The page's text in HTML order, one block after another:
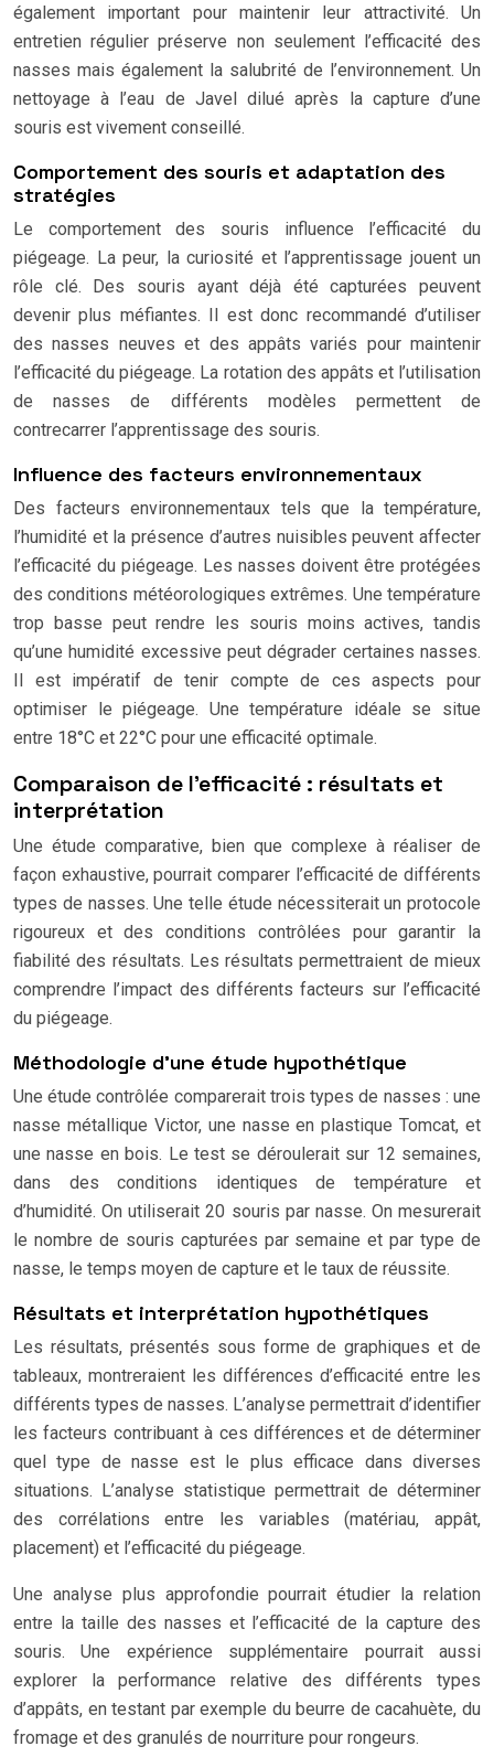
également important pour maintenir leur attractivité. Un
entretien régulier préserve non seulement l’efficacité des
nasses mais également la salubrité de l’environnement. Un
nettoyage à l’eau de Javel dilué après la capture d’une
souris est vivement conseillé.
Comportement des souris et adaptation des
stratégies
Le comportement des souris influence l’efficacité du
piégeage. La peur, la curiosité et l’apprentissage jouent un
rôle clé. Des souris ayant déjà été capturées peuvent
devenir plus méfiantes. Il est donc recommandé d’utiliser
des nasses neuves et des appâts variés pour maintenir
l’efficacité du piégeage. La rotation des appâts et l’utilisation
de nasses de différents modèles permettent de
contrecarrer l’apprentissage des souris.
Influence des facteurs environnementaux
Des facteurs environnementaux tels que la température,
l’humidité et la présence d’autres nuisibles peuvent affecter
l’efficacité du piégeage. Les nasses doivent être protégées
des conditions météorologiques extrêmes. Une température
trop basse peut rendre les souris moins actives, tandis
qu’une humidité excessive peut dégrader certaines nasses.
Il est impératif de tenir compte de ces aspects pour
optimiser le piégeage. Une température idéale se situe
entre 18°C et 22°C pour une efficacité optimale.
Comparaison de l’efficacité : résultats et
interprétation
Une étude comparative, bien que complexe à réaliser de
façon exhaustive, pourrait comparer l’efficacité de différents
types de nasses. Une telle étude nécessiterait un protocole
rigoureux et des conditions contrôlées pour garantir la
fiabilité des résultats. Les résultats permettraient de mieux
comprendre l’impact des différents facteurs sur l’efficacité
du piégeage.
Méthodologie d’une étude hypothétique
Une étude contrôlée comparerait trois types de nasses : une
nasse métallique Victor, une nasse en plastique Tomcat, et
une nasse en bois. Le test se déroulerait sur 12 semaines,
dans des conditions identiques de température et
d’humidité. On utiliserait 20 souris par nasse. On mesurerait
le nombre de souris capturées par semaine et par type de
nasse, le temps moyen de capture et le taux de réussite.
Résultats et interprétation hypothétiques
Les résultats, présentés sous forme de graphiques et de
tableaux, montreraient les différences d’efficacité entre les
différents types de nasses. L’analyse permettrait d’identifier
les facteurs contribuant à ces différences et de déterminer
quel type de nasse est le plus efficace dans diverses
situations. L’analyse statistique permettrait de déterminer
des corrélations entre les variables (matériau, appât,
placement) et l’efficacité du piégeage.
Une analyse plus approfondie pourrait étudier la relation
entre la taille des nasses et l’efficacité de la capture des
souris. Une expérience supplémentaire pourrait aussi
explorer la performance relative des différents types
d’appâts, en testant par exemple du beurre de cacahuète, du
fromage et des granulés de nourriture pour rongeurs.